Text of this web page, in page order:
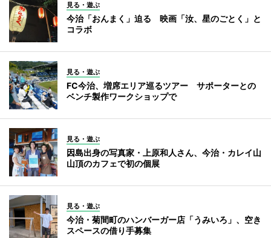
見る・遊ぶ
今治「おんまく」迫る 映画「汝、星のごとく」と
コラボ
見る・遊ぶ
FC今治、増席エリア巡るツアー サポーターとの
ベンチ製作ワークショップで
見る・遊ぶ
因島出身の写真家・上原和人さん、今治・カレイ山
山頂のカフェで初の個展
見る・遊ぶ
今治・菊間町のハンバーガー店「うみいろ」、空き
スペースの借り手募集